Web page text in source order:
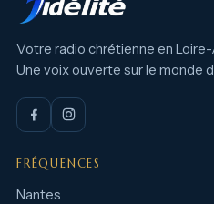
Votre radio chrétienne en Loire-
Une voix ouverte sur le monde
FRÉQUENCES
Nantes